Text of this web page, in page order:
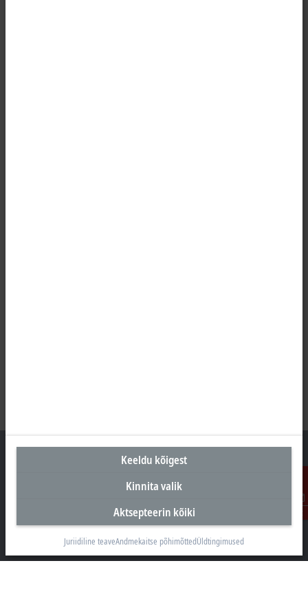
Kontakt
Valukoja 8, Öpiku 2
11415 Tallinn
Keeldu kõigest
Kinnita valik
Aktsepteerin kõiki
Juriidiline teaveAndmekaitse põhimõttedÜldtingimused